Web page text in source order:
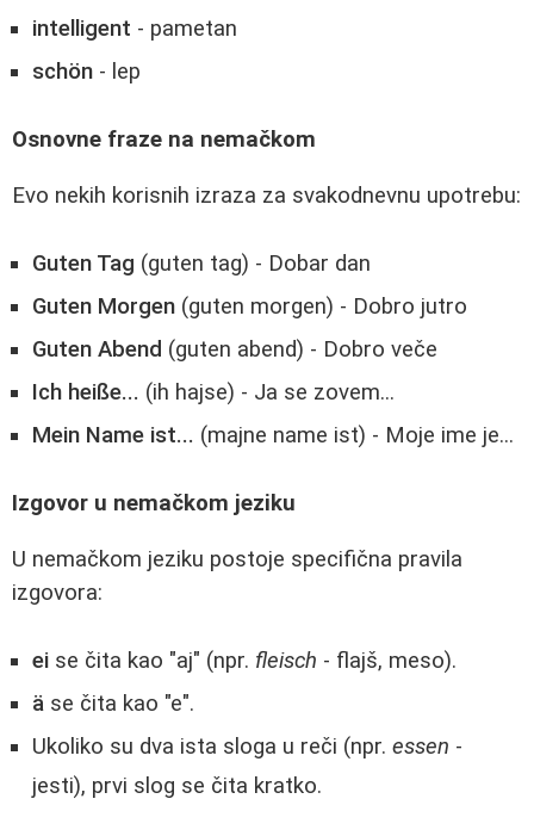
intelligent - pametan
schön - lep
Osnovne fraze na nemačkom
Evo nekih korisnih izraza za svakodnevnu upotrebu:
Guten Tag (guten tag) - Dobar dan
Guten Morgen (guten morgen) - Dobro jutro
Guten Abend (guten abend) - Dobro veče
Ich heiße... (ih hajse) - Ja se zovem...
Mein Name ist... (majne name ist) - Moje ime je...
Izgovor u nemačkom jeziku
U nemačkom jeziku postoje specifična pravila
izgovora:
ei se čita kao "aj" (npr. fleisch - flajš, meso).
ä se čita kao "e".
Ukoliko su dva ista sloga u reči (npr. essen -
jesti), prvi slog se čita kratko.